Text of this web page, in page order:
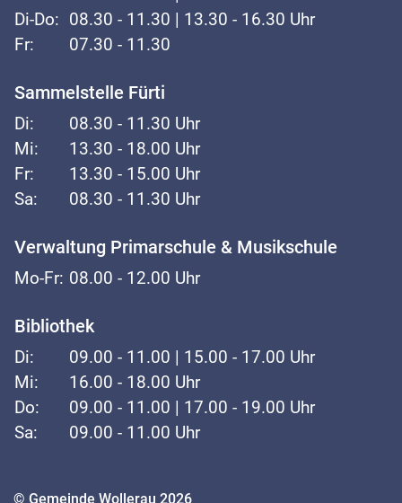
Di-Do: 08.30 - 11.30 | 13.30 - 16.30 Uhr
Fr:
07.30 - 11.30
Sammelstelle Fürti
Di:
08.30 - 11.30 Uhr
Mi:
13.30 - 18.00 Uhr
Fr:
13.30 - 15.00 Uhr
Sa:
08.30 - 11.30 Uhr
Verwaltung Primarschule & Musikschule
Mo-Fr: 08.00 - 12.00 Uhr
Bibliothek
Di:
09.00 - 11.00 | 15.00 - 17.00 Uhr
Mi:
16.00 - 18.00 Uhr
Do:
09.00 - 11.00 | 17.00 - 19.00 Uhr
Sa:
09.00 - 11.00 Uhr
© Gemeinde Wollerau 2026
Toolbar